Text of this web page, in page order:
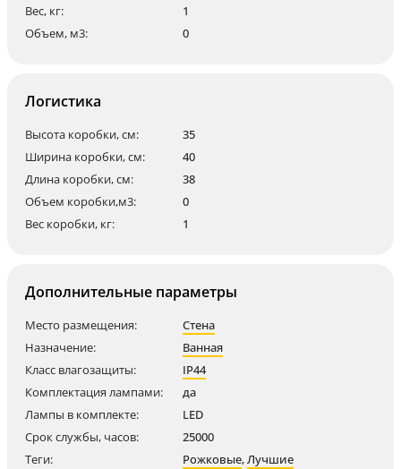
Вес, кг:
1
Объем, м3:
0
Логистика
Высота коробки, см:
35
Ширина коробки, см:
40
Длина коробки, см:
38
Объем коробки,м3:
0
Вес коробки, кг:
1
Дополнительные параметры
Место размещения:
Стена
Назначение:
Ванная
Класс влагозащиты:
IP44
Комплектация лампами:
да
Лампы в комплекте:
LED
Срок службы, часов:
25000
Теги:
Рожковые,Лучшие